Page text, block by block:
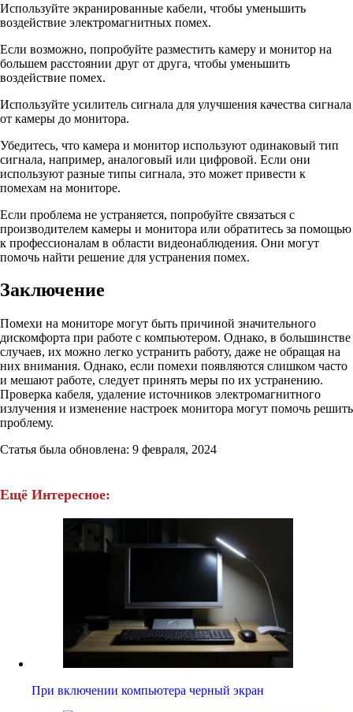
Используйте экранированные кабели, чтобы уменьшить
воздействие электромагнитных помех.
Если возможно, попробуйте разместить камеру и монитор на
большем расстоянии друг от друга, чтобы уменьшить
воздействие помех.
Используйте усилитель сигнала для улучшения качества сигнала
от камеры до монитора.
Убедитесь, что камера и монитор используют одинаковый тип
сигнала, например, аналоговый или цифровой. Если они
используют разные типы сигнала, это может привести к
помехам на мониторе.
Если проблема не устраняется, попробуйте связаться с
производителем камеры и монитора или обратитесь за помощью
к профессионалам в области видеонаблюдения. Они могут
помочь найти решение для устранения помех.
Заключение
Помехи на мониторе могут быть причиной значительного
дискомфорта при работе с компьютером. Однако, в большинстве
случаев, их можно легко устранить работу, даже не обращая на
них внимания. Однако, если помехи появляются слишком часто
и мешают работе, следует принять меры по их устранению.
Проверка кабеля, удаление источников электромагнитного
излучения и изменение настроек монитора могут помочь решить
проблему.
Статья была обновлена: 9 февраля, 2024
Ещё Интересное:
При включении компьютера черный экран